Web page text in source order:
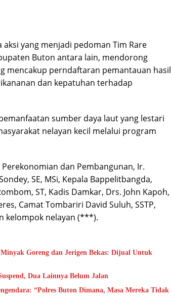
yang menjadi pedoman Tim Rare
Buton antara lain, mendorong
mencakup perndaftaran pemantauan hasil
dan kepatuhan terhadap
sumber daya laut yang lestari
nelayan kecil melalui program
dan Pembangunan, Ir.
SE, MSi, Kepala Bappelitbangda,
ST, Kadis Damkar, Drs. John Kapoh,
Camat Tombariri David Suluh, SSTP,
kelompok nelayan (***).
Goreng dan Jerigen Bekas: Dijual Untuk
Dua Lainnya Belum Jalan
“Polres Buton Dimana, Masa Mereka Tidak